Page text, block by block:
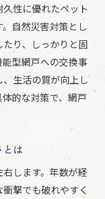
性に優れたペット
自然災害対策とし
り、しっかりと固
型網戸への交換事
生活の質が向上し
的な対策で、網戸
は
します。年数が経
撃でも破れやすく